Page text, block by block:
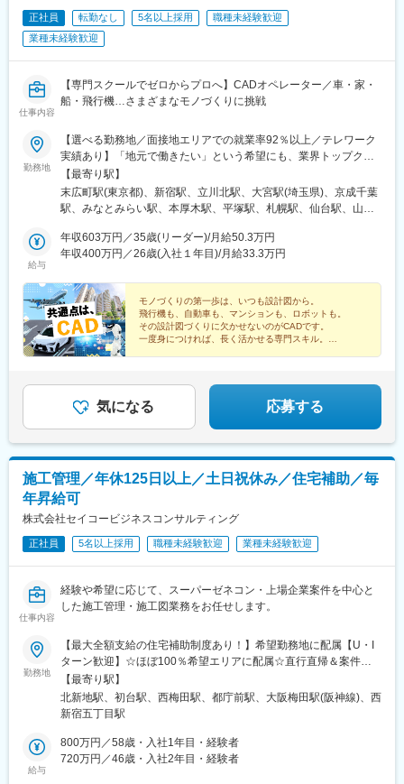
温泉駅、西明石駅、花隈駅、加古川駅、三宮駅(神戸新交通)、甲子
園駅、尼崎駅(東海道本線)、中山寺駅、中八木駅、西神中央駅、宝
駅、宇治駅(奈良線)、嵐山駅(阪急線)、烏丸駅、奈良駅、近鉄奈良
駅、大和西大寺駅、橿原神宮前駅、大和八木駅、天理駅、大和小
駅、二階堂駅、松江しんじ湖温泉駅、米原駅、彦根駅、長浜駅、
守山駅、草津駅(滋賀県)、近江八幡駅、大津駅、京阪膳所駅、栗東
駅、南彦根駅、京阪石山駅、信楽駅、野洲駅、京阪大津京駅、和
歌山駅、貴志駅、白浜駅、和歌山市駅、橋本駅(和歌山県)、紀伊田
辺駅、加太駅(和歌山県)、紀伊勝浦駅、九度山駅、和歌山大学前
駅、西笠田駅、海南駅、紀三井寺駅、新宮駅、国際センター駅、
鶴舞駅、丸の内駅(愛知県)、金山駅(愛知県)、中部国際空港駅(鉄
道)、豊橋駅、三河安城駅、ナゴヤドーム前矢田駅、伏見駅(愛知
県)、上前津駅、犬山駅、野田新町駅、岐阜駅、大垣駅、高山駅、
駅、飛騨古川駅、名鉄岐阜駅、穂積駅、鵜沼駅、中津川駅、宇治
山田駅、鳥羽駅、播磨駅、近鉄四日市駅、津駅、松阪駅、志摩神
明駅、五十鈴川駅、四日市駅、伊勢中川駅、西桑名駅、鵜方駅、
名張駅、熱海駅、三島駅、浜松駅、静岡駅、土本駅、掛川駅、沼
津駅、長沼駅(静岡県)、本吉原駅、新金谷駅、来宮駅、尾盛駅、藤
司港駅、天神駅、西鉄香椎駅、千早駅、福岡空港駅(鉄道)、西鉄二
日市駅、折尾駅、新宮中央駅、中洲川端駅、鹿児島中央駅前駅、
大山駅(鹿児島県)、指宿駅、川内駅(鹿児島県)、嘉例川駅、出水
駅、吉松駅、国分駅(鹿児島県)、大隅横川駅、阿久根駅、鹿児島
駅、市立病院前駅(鹿児島県)、加治木駅、霧島神宮駅、熊本駅、阿
蘇駅、八代駅、人吉駅、水前寺公園駅、肥後大津駅、原水駅、荒
尾駅(熊本県)、南熊本駅、武蔵塚駅、宇土駅、高森駅、日奈久温泉
駅、大分駅、由布院駅、別府駅(大分県)、中津駅(大分県)、賀来
駅、日田駅、東中津駅、南由布駅、長崎駅前駅、佐世保駅、南風
崎駅、諫早駅、早岐駅、大三東駅、二重橋前駅、上野広小路駅、
高輪ゲートウェイ駅、新宿御苑前駅、新橋駅、池袋駅、牛田駅(東
西日暮里駅、新日本橋駅、浜松町駅、日比谷駅、高島町駅、桜木
町駅、伊勢佐木長者町駅、江ノ島駅、由比ケ浜駅、川崎駅、日本
央前橋駅、西中島南方駅、大阪梅田駅(阪神線)、阿倍野駅(地下
鉄)、鴫野駅、大阪難波駅、大阪上本町駅、新今宮駅、大阪ビジネ
スパーク駅、四ツ橋駅、公園東口駅、本町駅、山陽姫路駅、三宮
駅(神戸市営)、みなと元町駅、鳴尾・武庫川女子大前駅、中山観音
駅、宝塚南口駅、嵐電嵯峨駅、嵯峨嵐山駅、京都河原町駅、丸太
木西口駅、王寺駅、西田原本駅、上栄町駅、膳所駅、石山駅、大
津京駅、田中口駅、名鉄名古屋駅、久屋大通駅、東別院駅、新豊
正社員 転勤なし 5名以上採用
職種未経験歓迎
業種未経験歓迎
仕事内容
【専門スクールでゼロからプロへ】CADオペレーター／車・家・
船・飛行機…さまざまなモノづくりに挑戦
勤務地
【選べる勤務地／面接地エリアでの就業率92％以上／テレワーク
実績あり】「地元で働きたい」という希望にも、業界トップクラ
スの取引事業所数約7,000件&プロジェクト数80,000件の中から検
討します。⇒勤務地は北海道・東北・北陸・関東・東海・関西・
中国・四国・九州の各都道府県のプロジェクト先※U・Iターン歓迎
プロジェクトによって変動）※寮／社宅制度など福利厚生も充実で
す※最終的な就業先は、希望・スキル・経験を考慮し決定します※
【勤務先企業例】◎自動車・自動車部品トヨタ自動車／日産自動
車／本田技研工業／デンソー／アイシン◎情報端末・家電日立製
作所／東芝／三菱電機／パナソニック／富士通◎航空・宇宙IHI／
三菱重工業／川崎重工業
【最寄り駅】
末広町駅(東京都)、新宿駅、立川北駅、大宮駅(埼玉県)、京成千葉
駅、みなとみらい駅、本厚木駅、平塚駅、札幌駅、仙台駅、山形
駅、沼津駅、浜松駅、豊田市駅、近鉄名古屋駅、東岡崎駅、あす
なろう四日市駅、岐阜駅、富山駅、北鉄金沢駅、草津駅(滋賀県)、
前駅、紙屋町西駅、新山口駅、薬院駅、平和通駅、めがね橋駅、
水道町駅、郡山駅(福島県)、甲府駅、盛岡駅、大街道駅、新潟駅、
天文館通駅、東京駅、神田駅(東京都)、三鷹駅、赤坂駅(東京都)、
東池袋駅、茅場町駅、六本木駅、東新宿駅、池袋駅、日本橋駅(東
京都)、錦糸町駅、目黒駅、渋谷駅、品川駅、神谷町駅、大塚駅(東
都)、八丁堀駅(東京都)、有楽町駅、蒲田駅、中野坂上駅、東京テ
レポート駅、豊洲駅、御茶ノ水駅、五反田駅、飯田橋駅、恵比寿
水道橋駅、九段下駅、荻窪駅、亀戸駅、秋葉原駅、汐留駅、葛西
駅、藤沢駅、川崎駅、新高島駅、新横浜駅、愛甲石田駅、戸塚
駅、湘南台駅、天王町駅、武蔵小杉駅、南橋本駅、桜木町駅、南
林間駅、鶴見駅、新川崎駅、武蔵新城駅、小田原駅、善行駅、天
空橋駅、ＹＲＰ野比駅、新百合ケ丘駅、相原駅、京急新子安駅、
海老名駅(相鉄・小田急)、新杉田駅、鴨居駅、葭川公園駅、海浜幕
張駅、船橋駅、柏駅、八千代台駅、八幡宿駅、土気駅、蘇我駅、
木更津駅、千葉みなと駅、新習志野駅、佐倉駅、松戸駅、西船橋
駅、さいたま新都心駅、川越駅、熊谷駅、浦和駅、狭山市駅、南
越谷駅、川口駅、東所沢駅、和光市駅、朝霞台駅、新越谷駅、久
駅、門真市駅、淀屋橋駅、北浜駅(大阪府)、肥後橋駅、江坂駅、東
三国駅、阿波座駅、南港東駅、中之島駅、四ツ橋駅、西三荘駅、
西中島南方駅、西梅田駅、本町駅、南森町駅、神戸駅(兵庫県)、尼
崎駅(東海道本線)、御崎公園駅、医療センター駅、西宮駅(ＪＲ
線)、明石駅、林崎松江海岸駅、京都駅、西院駅(阪急線)、長岡京
鉄線)、向日町駅、淀駅、烏丸御池駅、六番町駅、北岡崎駅、今池
駅(愛知県)、ナゴヤドーム前矢田駅、高蔵寺駅、柏森駅、知立駅、
給与
年収603万円／35歳(リーダー)/月給50.3万円
年収400万円／26歳(入社１年目)/月給33.3万円
モノづくりの第一歩は、いつも設計図から。
飛行機も、自動車も、マンションも、ロボットも。
その設計図づくりに欠かせないのがCADです。
一度身につければ、長く活かせる専門スキル。
気になる 応募する
施工管理／年休125日以上／土日祝休み／住宅補助／毎
年昇給可
株式会社セイコービジネスコンサルティング
正社員 5名以上採用 職種未経験歓迎 業種未経験歓迎
仕事内容
経験や希望に応じて、スーパーゼネコン・上場企業案件を中心と
した施工管理・施工図業務をお任せします。
勤務地
【最大全額支給の住宅補助制度あり！】希望勤務地に配属【U・I
ターン歓迎】☆ほぼ100％希望エリアに配属☆直行直帰＆案件に
よりマイカー通勤OK【勤務エリア】■北海道■東北：青森、岩手、
秋田、宮城、山形、福島■関東：茨城、栃木、群馬、埼玉、千葉、
東京、神奈川■甲信越：山梨、長野、新潟■北陸：富山、石川、福
良、滋賀、和歌山■中国：鳥取、岡山、広島、山口、島根■四国：
徳島、香川、愛媛、高知■九州：福岡、佐賀、長崎、熊本、大分、
【最寄り駅】
北新地駅、初台駅、西梅田駅、都庁前駅、大阪梅田駅(阪神線)、西
新宿五丁目駅
給与
800万円／58歳・入社1年目・経験者
720万円／46歳・入社2年目・経験者